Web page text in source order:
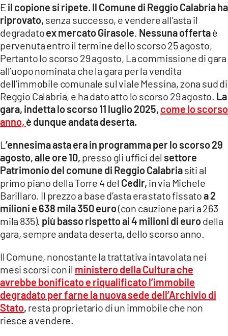
Network
LACPLAY.IT
LACTV.IT
LACONAIR.IT
LACITYMAG.IT
ILREGGINO.IT
COSENZACHANNEL.IT
ILVIBONESE.IT
CATANZAROCHANNEL.IT
LACAPITALENEWS.IT
ANDROID
APPLE
E il copione si ripete. Il Comune di Reggio Calabria ha
riprovato, senza successo, e vendere all’asta il
degradatoex mercato Girasole Nessuna offertaè
pervenuta entro il termine dello scorso 25 agosto,
Pertanto lo scorso 29 agosto, La commissione di gara
all’uopo nominata che la gara per la vendita
dell’immobile comunale sul viale Messina, zona sud di
Reggio Calabria, e ha dato atto lo scorso 29 agosto. La
gara, indetta lo scorso 11 luglio 2025, come lo scorso
anno, è dunque andata deserta.
L ‘ennesima asta era in programma per lo scorso 29
agosto, alle ore 10, presso gli uffici del settore
Patrimonio del comune di Reggio Calabriasiti al
primo piano della Torre 4 del Cedir, in via Michele
Barillaro. Il prezzo a base d’asta era stato fissatoa 2
milioni e 638 mila 350 euro(con cauzione pari a 263
mila 835). più basso rispetto ai 4 milioni di eurodella
gara, sempre andata deserta, dello scorso anno.
Il Comune, nonostante la trattativa intavolata nei
mesi scorsi con il ministero della Cultura che
avrebbe bonificato e riqualificato l’immobile
degradato per farne la nuova sede dell’Archivio di
Stato, resta proprietario di un immobile che non
riesce a vendere.